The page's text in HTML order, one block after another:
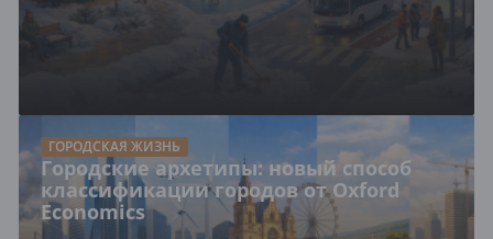
ГОРОДСКАЯ ЖИЗНЬ
Городские архетипы: новый способ
классификации городов от Oxford
Economics